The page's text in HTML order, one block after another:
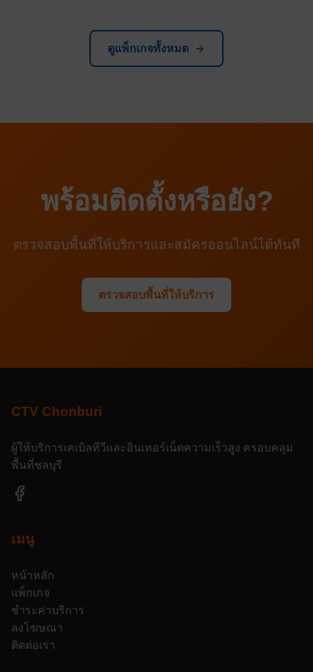
ดูแพ็กเกจทั้งหมด
พร้อมติดตั้งหรือยัง?
ตรวจสอบพื้นที่ให้บริการและสมัครออนไลน์ได้ทันที
ตรวจสอบพื้นที่ให้บริการ
CTV Chonburi
ผู้ให้บริการเคเบิลทีวีและอินเทอร์เน็ตความเร็วสูง ครอบคลุม
พื้นที่ชลบุรี
เมนู
หน้าหลัก
แพ็กเกจ
ชำระค่าบริการ
ลงโฆษณา
ติดต่อเรา